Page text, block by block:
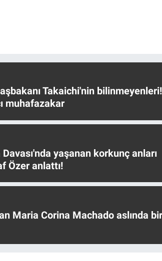
Takaichi'nin bilinmeyenleri!
muhafazakar
yaşanan korkunç anları
Özer anlattı!
Maria Corina Machado aslında bir